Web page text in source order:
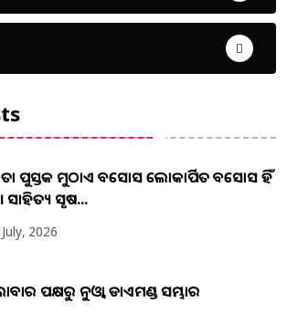
ପୁସ୍ତକ ମୁଠାଏ ଅବସୋସ ଲୋକାର୍ପିତ ଅବସୋସ ହିଁ
ସୃଷ...
2026
ପକ୍ଷରୁ ନୁଓ୍ବା ଡାଏମଣ୍ଡ ସମ୍ଭାର